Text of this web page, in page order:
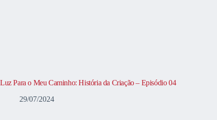
Luz Para o Meu Caminho: História da Criação – Episódio 04
29/07/2024